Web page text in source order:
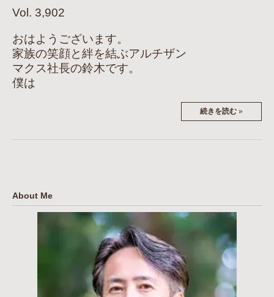
Vol. 3,902
おはようございます。
家族の笑顔と絆を結ぶアルチザン
マクス社長の鈴木です。
僕は
続きを読む »
About Me